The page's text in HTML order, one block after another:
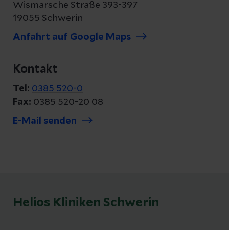
Wismarsche Straße 393-397
19055 Schwerin
Anfahrt auf Google Maps
Kontakt
Tel: 0385 520-0
Fax: 0385 520-20 08
E-Mail senden
Helios Kliniken Schwerin